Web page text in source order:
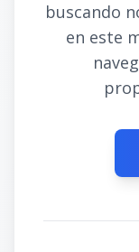
buscando
en este